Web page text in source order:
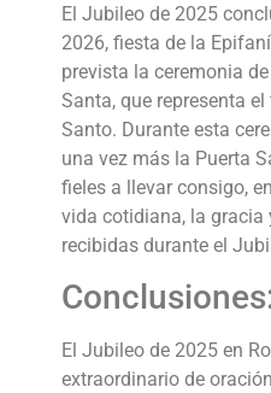
El Jubileo de 2025
2026, fiesta de la
prevista la ceremonia
Santa, que representa
Santo. Durante esta
una vez más la Puerta
fieles a llevar consigo,
vida cotidiana, la gracia
recibidas durante el
El Jubileo de 2025 en
extraordinario de